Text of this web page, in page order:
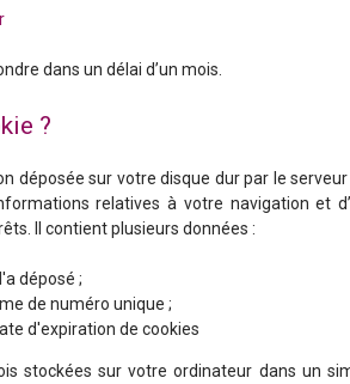
dans un délai d’un mois.
?
déposée sur votre disque dur par le
relatives à votre navigation et
Il contient plusieurs données :
déposé ;
de numéro unique ;
d'expiration de cookies
stockées sur votre ordinateur dans un